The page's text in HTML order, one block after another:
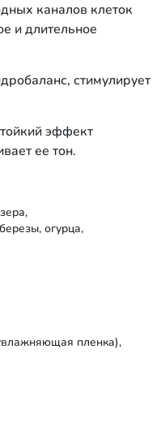
каналов клеток
и длительное
стимулирует
эффект
ее тон.
огурца,
пленка),